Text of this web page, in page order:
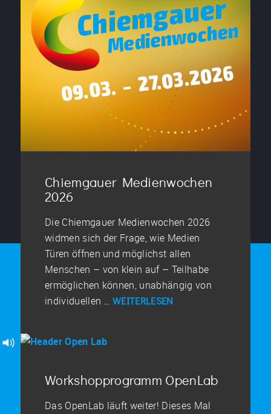
Chiemgauer Medienwochen
2026
Die Chiemgauer Medienwochen 2026
widmen sich der Frage, wie Medien
Türen öffnen und möglichst allen
Menschen – von klein auf – Teilhabe
ermöglichen können, unabhängig von
individuellen …WEITERLESEN
Workshopprogramm OpenLab
Das OpenLab läuft weiter! Dieses Mal